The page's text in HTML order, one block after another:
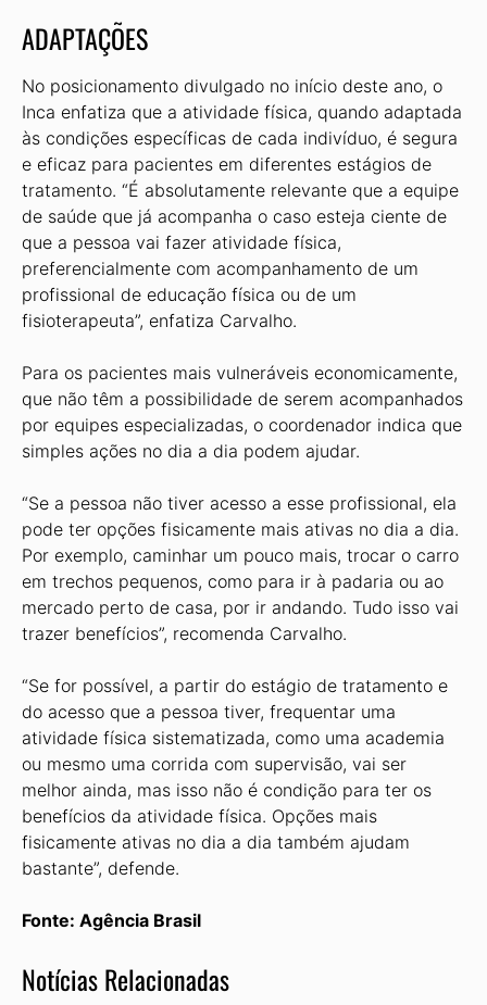
ADAPTAÇÕES
No posicionamento divulgado no início deste ano, o
Inca enfatiza que a atividade física, quando adaptada
às condições específicas de cada indivíduo, é segura
e eficaz para pacientes em diferentes estágios de
tratamento. “É absolutamente relevante que a equipe
de saúde que já acompanha o caso esteja ciente de
que a pessoa vai fazer atividade física,
preferencialmente com acompanhamento de um
profissional de educação física ou de um
fisioterapeuta”, enfatiza Carvalho.
Para os pacientes mais vulneráveis economicamente,
que não têm a possibilidade de serem acompanhados
por equipes especializadas, o coordenador indica que
simples ações no dia a dia podem ajudar.
“Se a pessoa não tiver acesso a esse profissional, ela
pode ter opções fisicamente mais ativas no dia a dia.
Por exemplo, caminhar um pouco mais, trocar o carro
em trechos pequenos, como para ir à padaria ou ao
mercado perto de casa, por ir andando. Tudo isso vai
trazer benefícios”, recomenda Carvalho.
“Se for possível, a partir do estágio de tratamento e
do acesso que a pessoa tiver, frequentar uma
atividade física sistematizada, como uma academia
ou mesmo uma corrida com supervisão, vai ser
melhor ainda, mas isso não é condição para ter os
benefícios da atividade física. Opções mais
fisicamente ativas no dia a dia também ajudam
bastante”, defende.
Fonte: Agência Brasil
Notícias Relacionadas